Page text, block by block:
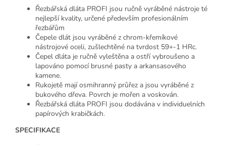
Řezbářská dláta PROFI jsou ručně vyráběné nástroje té
nejlepší kvality, určené především profesionálním
řezbářům
Čepele dlát jsou vyráběné z chrom-křemíkové
nástrojové oceli, zušlechtěné na tvrdost 59+-1 HRc.
Čepel dláta je ručně vyleštěna a ostří vybroušeno a
lapováno pomocí brusné pasty a arkansasového
kamene.
Rukojetě mají osmihranný průřez a jsou vyráběné z
bukového dřeva. Povrch je mořen a voskován.
Řezbářská dláta PROFI jsou dodávána v individuelních
papírových krabičkách.
SPECIFIKACE